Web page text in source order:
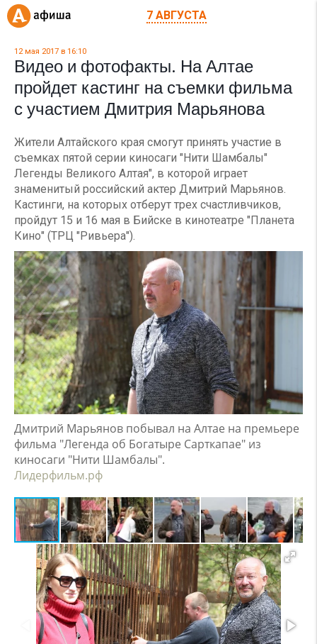
7 АВГУСТА
12 мая 2017 в 16:10
Видео и фотофакты. На Алтае
пройдет кастинг на съемки фильма
с участием Дмитрия Марьянова
Жители Алтайского края смогут принять участие в
съемках пятой серии киносаги "Нити Шамбалы"
Легенды Великого Алтая", в которой играет
знаменитый российский актер Дмитрий Марьянов.
Кастинги, на которых отберут трех счастливчиков,
пройдут 15 и 16 мая в Бийске в кинотеатре "Планета
Кино" (ТРЦ "Ривьера").
Дмитрий Марьянов побывал на Алтае на премьере
фильма "Легенда об Богатыре Сарткапае" из
киносаги "Нити Шамбалы".
Лидерфильм.рф